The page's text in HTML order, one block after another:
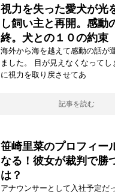
視力を失った愛犬が光
し飼い主と再開。感動
終。犬との１０の約束
海外から海を越えて感動の話が
ました。 目が見えなくなってし
に視力を取り戻させてあ
記事を読む
笹崎里菜のプロフィー
なる！彼女が裁判で勝
は？
アナウンサーとして入社予定だ